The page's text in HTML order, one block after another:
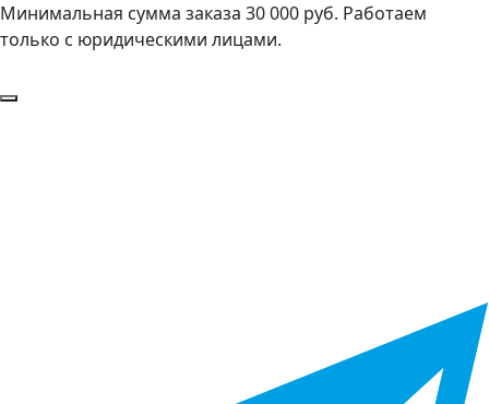
Минимальная сумма заказа 30 000 руб. Работаем
только с юридическими лицами.